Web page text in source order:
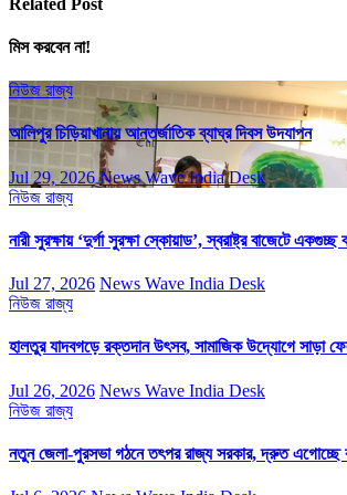
মিস করবেন না!
নিউজরাজ্য
আলিপুর চিড়িয়াখানায় আন্তর্জাতিক ব্যাঘ্র দিবস উদযাপন
Jul 29, 2026 News Wave India Desk
নিউজ রাজ্য
নারী সুরক্ষায় ‘দুর্গা সুরক্ষা স্কোয়াড’, স্বরাষ্ট্র বাজেটে
Jul 27, 2026 News Wave India Desk
নিউজ রাজ্য
হালতুর যাদবগড়ে রক্তদান উৎসব, সামাজিক উদ্যোগে সাড়া
Jul 26, 2026 News Wave India Desk
নিউজ রাজ্য
নতুন জেলা-পুরসভা গঠনে তৎপর রাজ্য সরকার, দ্রুত এগোচ্ছে